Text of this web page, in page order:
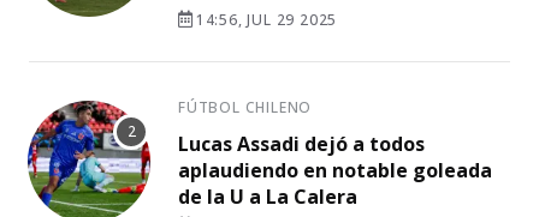
14:56, JUL 29 2025
FÚTBOL CHILENO
Lucas Assadi dejó a todos
aplaudiendo en notable goleada
de la U a La Calera